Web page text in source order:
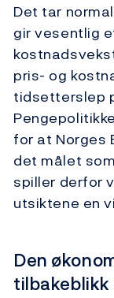
Det tar
gir vesentlig
pris- og
tidsetterslep
for at Norges
det målet
spiller derfor
utsiktene en
Den